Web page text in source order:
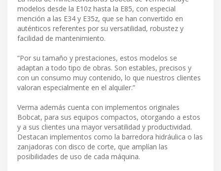
modelos desde la E10z hasta la E85, con especial
mención a las E34 y E35z, que se han convertido en
auténticos referentes por su versatilidad, robustez y
facilidad de mantenimiento.
“Por su tamaño y prestaciones, estos modelos se
adaptan a todo tipo de obras. Son estables, precisos y
con un consumo muy contenido, lo que nuestros clientes
valoran especialmente en el alquiler.”
Verma además cuenta con implementos originales
Bobcat, para sus equipos compactos, otorgando a estos
y a sus clientes una mayor versatilidad y productividad.
Destacan implementos como la barredora hidráulica o las
zanjadoras con disco de corte, que amplían las
posibilidades de uso de cada máquina.